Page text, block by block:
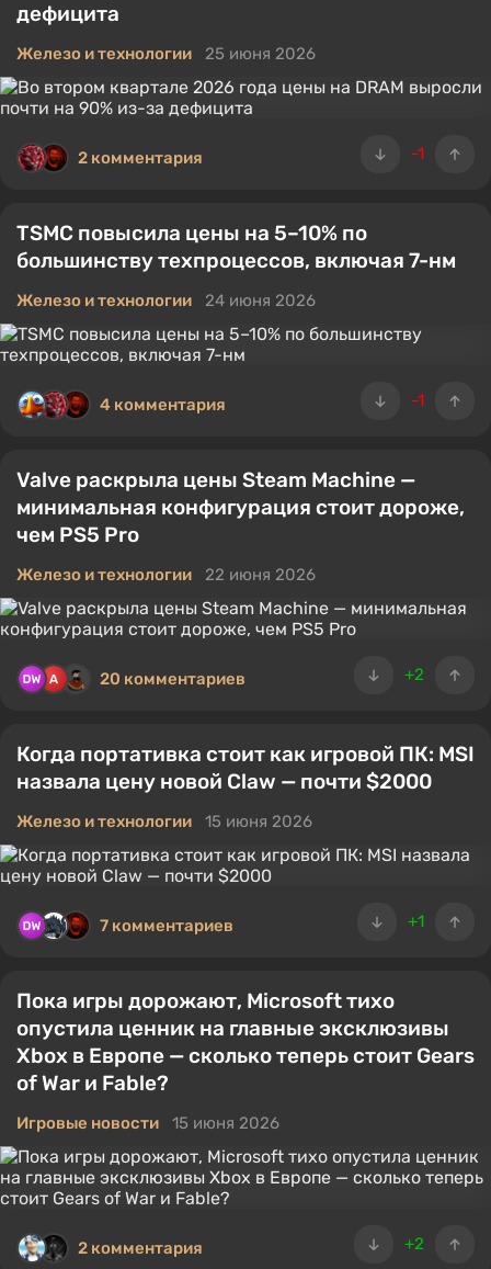
дефицита
Железо и технологии 25 июня 2026
-1
2 комментария
TSMC повысила цены на 5–10% по
большинству техпроцессов, включая 7-нм
Железо и технологии 24 июня 2026
-1
4 комментария
Valve раскрыла цены Steam Machine —
минимальная конфигурация стоит дороже,
чем PS5 Pro
Железо и технологии 22 июня 2026
+2
20 комментариев
Когда портативка стоит как игровой ПК: MSI
назвала цену новой Claw — почти $2000
Железо и технологии 15 июня 2026
+1
7 комментариев
Пока игры дорожают, Microsoft тихо
опустила ценник на главные эксклюзивы
Xbox в Европе — сколько теперь стоит Gears
of War и Fable?
Игровые новости 15 июня 2026
+2
2 комментария